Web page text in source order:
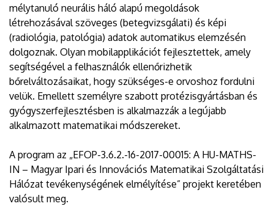
mélytanuló neurális háló alapú megoldások
létrehozásával szöveges (betegvizsgálati) és képi
(radiológia, patológia) adatok automatikus elemzésén
dolgoznak. Olyan mobilapplikációt fejlesztettek, amely
segítségével a felhasználók ellenőrizhetik
bőrelváltozásaikat, hogy szükséges-e orvoshoz fordulni
velük. Emellett személyre szabott protézisgyártásban és
gyógyszerfejlesztésben is alkalmazzák a legújabb
alkalmazott matematikai módszereket.
A program az „EFOP-3.6.2.-16-2017-00015: A HU-MATHS-
IN – Magyar Ipari és Innovációs Matematikai Szolgáltatási
Hálózat tevékenységének elmélyítése” projekt keretében
valósult meg.